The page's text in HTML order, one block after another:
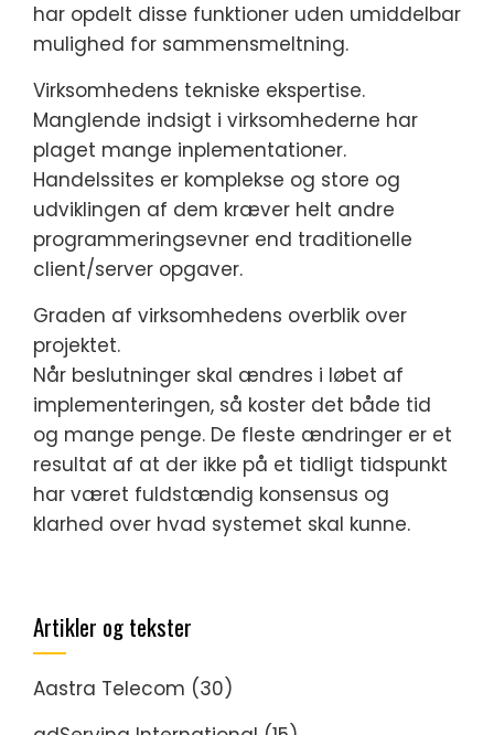
har opdelt disse funktioner uden umiddelbar
mulighed for sammensmeltning.
Virksomhedens tekniske ekspertise.
Manglende indsigt i virksomhederne har
plaget mange inplementationer.
Handelssites er komplekse og store og
udviklingen af dem kræver helt andre
programmeringsevner end traditionelle
client/server opgaver.
Graden af virksomhedens overblik over
projektet.
Når beslutninger skal ændres i løbet af
implementeringen, så koster det både tid
og mange penge. De fleste ændringer er et
resultat af at der ikke på et tidligt tidspunkt
har været fuldstændig konsensus og
klarhed over hvad systemet skal kunne.
Artikler og tekster
Aastra Telecom (30)